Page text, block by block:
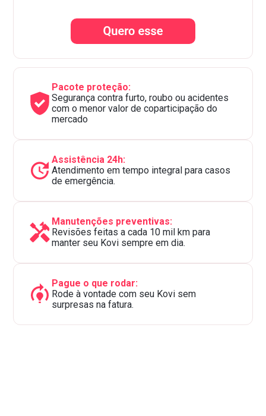
Pacote proteção:
Segurança contra furto, roubo ou acidentes
com o menor valor de coparticipação do
mercado
Assistência 24h:
Atendimento em tempo integral para casos
de emergência.
Manutenções preventivas:
Revisões feitas a cada 10 mil km para
manter seu Kovi sempre em dia.
Pague o que rodar:
Rode à vontade com seu Kovi sem
surpresas na fatura.